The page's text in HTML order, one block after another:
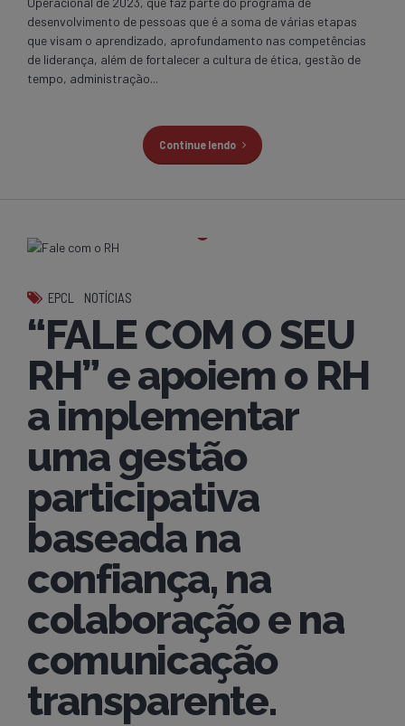
desenvolvimento de pessoas que é a soma de várias etapas
que visam o aprendizado, aprofundamento nas competências
de liderança, além de fortalecer a cultura de ética, gestão de
tempo, administração...
Continue lendo
EPCL NOTÍCIAS
“FALE COM O SEU
RH” e apoiem o RH
a implementar
uma gestão
participativa
baseada na
confiança, na
colaboração e na
comunicação
transparente.